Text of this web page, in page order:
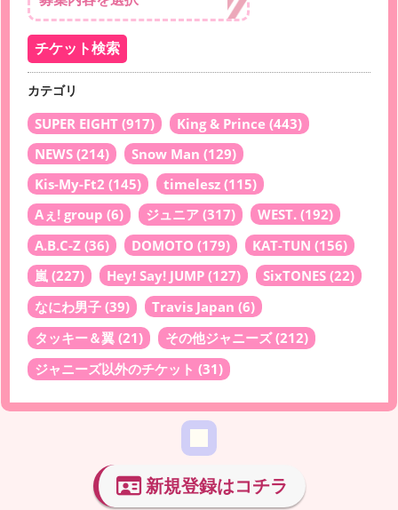
カテゴリ
SUPER EIGHT (917) King & Prince (443)
NEWS (214) Snow Man (129)
Kis-My-Ft2 (145) timelesz (115)
Aぇ! group (6) ジュニア (317) WEST. (192)
A.B.C-Z (36) DOMOTO (179) KAT-TUN (156)
嵐 (227) Hey! Say! JUMP (127) SixTONES (22)
なにわ男子 (39) Travis Japan (6)
タッキー＆翼 (21) その他ジャニーズ(212)
ジャニーズ以外のチケット (31)
新規登録はコチラ